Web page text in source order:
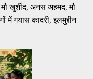
खुर्शीद, अनस अहमद, मौ
में गयास कादरी, इलमुद्दीन